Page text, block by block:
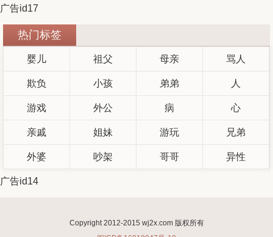
广告id17
热门标签
婴儿 祖父 母亲 骂人
欺负 小孩 弟弟 人
游戏 外公 病 心
亲戚 姐妹 游玩 兄弟
外婆 吵架 哥哥 异性
广告id14
Copyright 2012-2015 wj2x.com 版权所有